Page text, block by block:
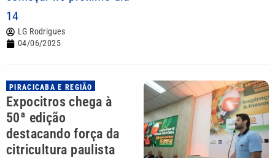
14
LG Rodrigues
04/06/2025
PIRACICABA E REGIÃO
Expocitros chega à
50ª edição
destacando força da
citricultura paulista